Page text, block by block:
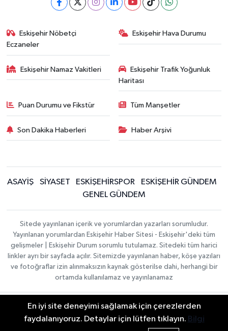
Eskişehir Nöbetçi
Eczaneler
Eskişehir Hava Durumu
Eskişehir Namaz Vakitleri
Eskişehir Trafik Yoğunluk
Haritası
Puan Durumu ve Fikstür Tüm Manşetler
Son Dakika Haberleri Haber Arşivi
ASAYİŞ SİYASET ESKİŞEHİRSPOR
ESKİŞEHİR GÜNDEM
GENEL GÜNDEM
Sitede yayınlanan içerik ve yorumlardan yazarları sorumludur.
Yayınlanan yorumlardan Eskişehir Haber Sitesi - Eskişehir'deki tüm
gelişmeler | Eskişehir Durum sorumlu tutulamaz. Sitedeki tüm harici
linkler ayrı bir sayfada açılır. Sitemizde yayınlanan haber, köşe yazıları
ve fotoğraflar izin alınmaksızın kaynak gösterilse dahi, herhangi bir
ortamda kullanılamaz ve yayınlanamaz
Gizlilik Sözleşmesi
Hakkımızda
İletişim
Topluluk Kuralları
Yayın İlkeleri
Haber Yazılımı:
Bilişim | Copyright ©
2026
En iyi site deneyimi sağlamak için çerezlerden
faydalanıyoruz. Detaylar için lütfen tıklayın. Bilgi